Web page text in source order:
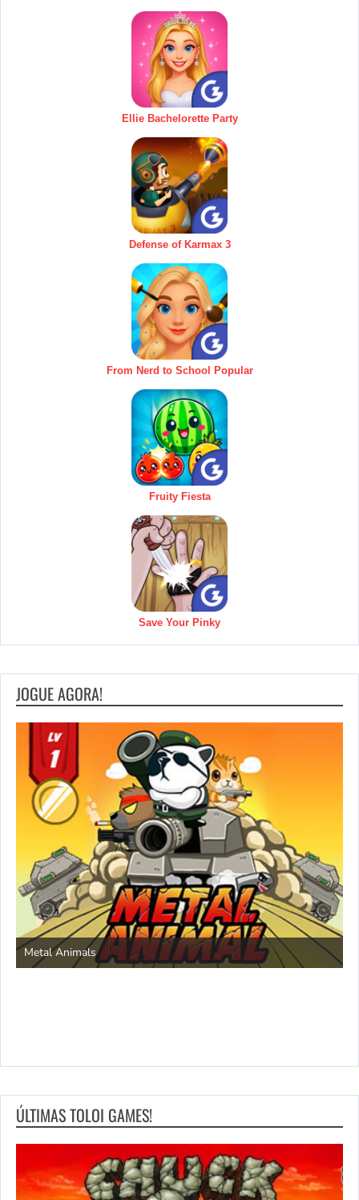
Ellie Bachelorette Party
Defense of Karmax 3
From Nerd to School Popular
Fruity Fiesta
Save Your Pinky
JOGUE AGORA!
Metal Animals
ÚLTIMAS TOLOI GAMES!